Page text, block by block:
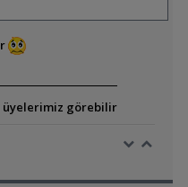
üyelerimiz görebilir